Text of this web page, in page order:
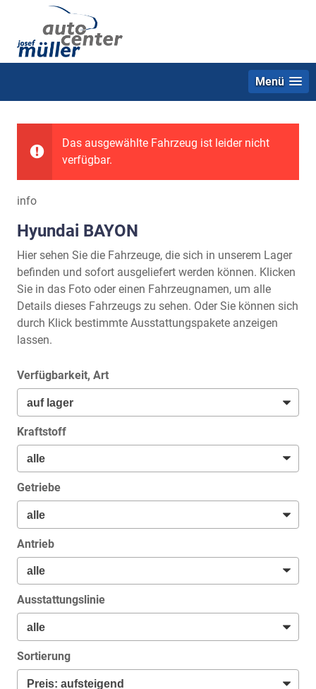
Menü
Das ausgewählte Fahrzeug ist leider nicht
verfügbar.
info
Hyundai BAYON
Hier sehen Sie die Fahrzeuge, die sich in unserem Lager
befinden und sofort ausgeliefert werden können. Klicken
Sie in das Foto oder einen Fahrzeugnamen, um alle
Details dieses Fahrzeugs zu sehen. Oder Sie können sich
durch Klick bestimmte Ausstattungspakete anzeigen
lassen.
Verfügbarkeit, Art
Kraftstoff
Getriebe
Antrieb
Ausstattungslinie
Sortierung